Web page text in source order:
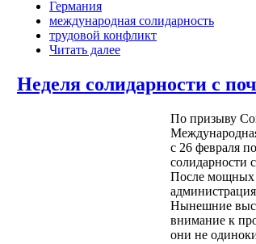
Германия
международная солидарность
трудовой конфликт
Читать далее
Неделя солидарности с
По призыву
с 26 февраля
солидарности
После мощных
Нынешние
внимание к
они не